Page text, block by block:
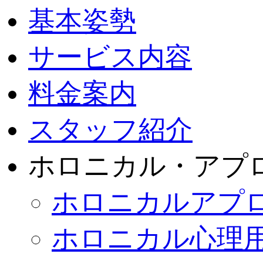
基本姿勢
サービス内容
料金案内
スタッフ紹介
ホロニカル・アプ
ホロニカルアプ
ホロニカル心理